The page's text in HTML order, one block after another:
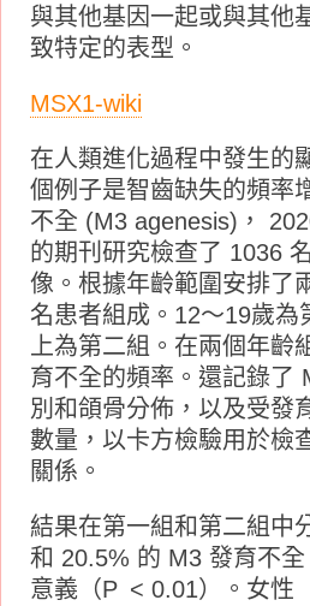
與其他基因一起或與其他
致特定的表型。
MSX1-wiki
在人類進化過程中發生的
個例子是智齒缺失的頻率
不全 (M3 agenesis)，
的期刊研究檢查了 1036
像。根據年齡範圍安排了
名患者組成。12～19歲為
上為第二組。在兩個年齡
育不全的頻率。還記錄了
別和頜骨分佈，以及受發
數量，以卡方檢驗用於檢
關係。
結果在第一組和第二組中
和 20.5% 的 M3 發育不
意義（P < 0.01）。女性